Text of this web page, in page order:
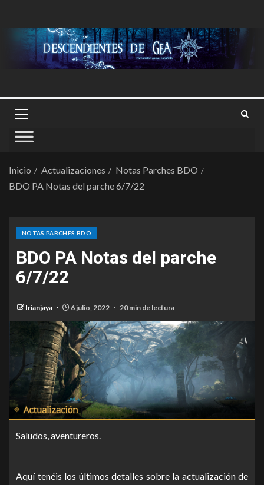
Inicio Actualizaciones
Notas Parches BDO
BDO PA Notas del parche 6/7/22
NOTAS PARCHES BDO
BDO PA Notas del parche
6/7/22
Irianjaya 6 julio, 2022 20 min de lectura
Saludos, aventureros.
Aquí tenéis los últimos detalles sobre la actualización de